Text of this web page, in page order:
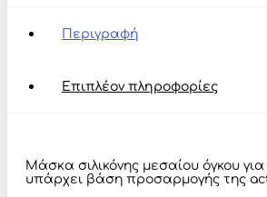
ποσότητα
Περιγραφή
Επιπλέον πληροφορίες
Μάσκα σιλικόνης μεσαίου όγκου
υπάρχει βάση προσαρμογής της